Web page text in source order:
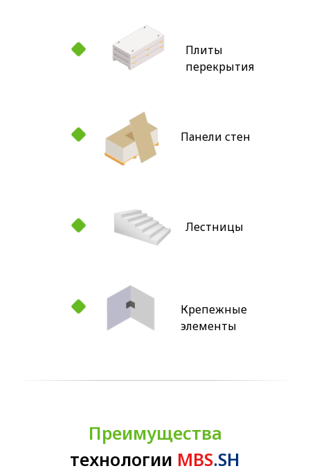
Панели стен
Крепежные
элементы
Плиты
перекрытия
Лестницы
Преимущества
технологии MBS.SH